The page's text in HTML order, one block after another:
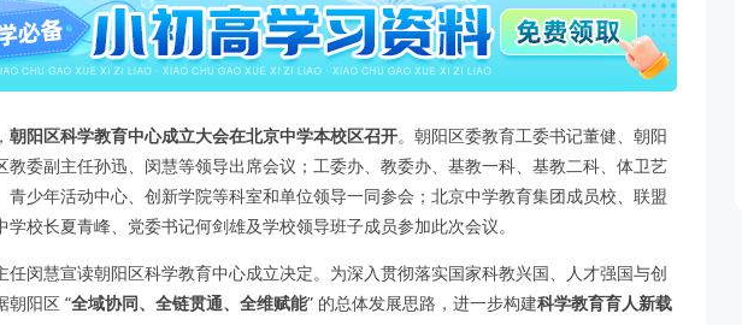
朝阳区科学教育中心成立大会在北京中学本校区召开。朝阳区委教育工委书记董健、朝阳
教委副主任孙迅、闵慧等领导出席会议；工委办、教委办、基教一科、基教二科、体卫艺
青少年活动中心、创新学院等科室和单位领导一同参会；北京中学教育集团成员校、联盟
校长夏青峰、党委书记何剑雄及学校领导班子成员参加此次会议。
任闵慧宣读朝阳区科学教育中心成立决定。为深入贯彻落实国家科教兴国、人才强国与创
朝阳区 “全域协同、全链贯通、全维赋能” 的总体发展思路，进一步构建科学教育育人新载